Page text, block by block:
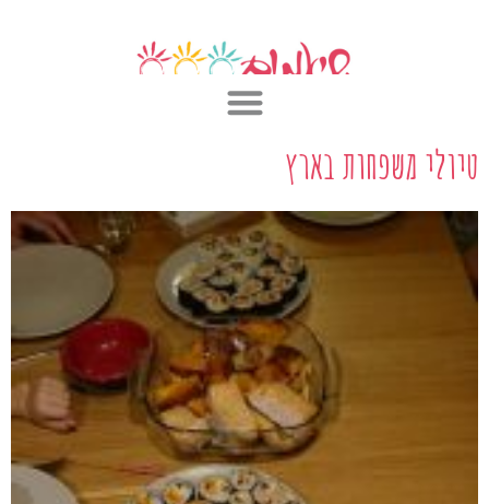
טיולי משפחות בארץ
ע
מ
ע ע ע ע
מ
ד
ע
מ
ו
ד
ע
מ
ו
ד
ע
מ
ו
ד
ע
מ
ו
ד
ע
מ
ו
ע
מ
ע
ו
ע
ד
ע
ד
ע
מ
ו
ד
ע
מ
ו
ד
ע
מ
ו
ד